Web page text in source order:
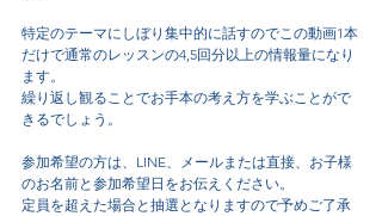
特定のテーマにしぼり集中的に話すのでこの動画1本
だけで通常のレッスンの4,5回分以上の情報量になり
ます。
繰り返し観ることでお手本の考え方を学ぶことがで
きるでしょう。
参加希望の方は、LINE、メールまたは直接、お子様
のお名前と参加希望日をお伝えください。
定員を超えた場合と抽選となりますので予めご了承